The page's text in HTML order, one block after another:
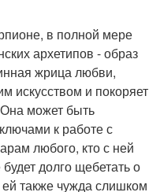
в полной мере
архетипов - образ
жрица любви,
искусством и покоряет
может быть
к работе с
любого, кто с ней
долго щебетать о
также чужда слишком